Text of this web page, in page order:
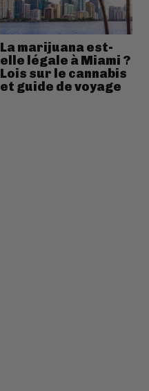
La marijuana est-
elle légale à Miami ?
Lois sur le cannabis
et guide de voyage